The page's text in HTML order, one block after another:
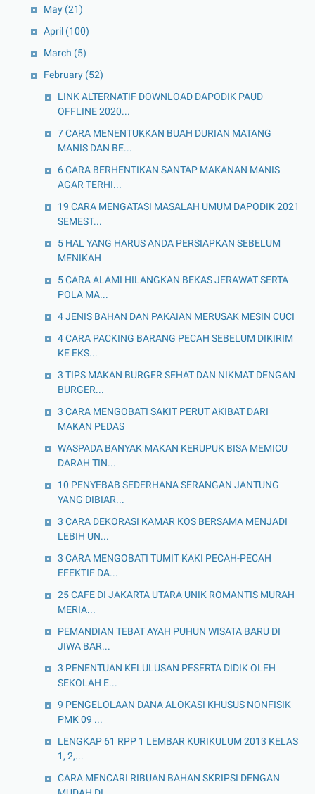
May (21)
April (100)
March (5)
February (52)
LINK ALTERNATIF DOWNLOAD DAPODIK PAUD
OFFLINE 2020...
7 CARA MENENTUKKAN BUAH DURIAN MATANG
MANIS DAN BE...
6 CARA BERHENTIKAN SANTAP MAKANAN MANIS
AGAR TERHI...
19 CARA MENGATASI MASALAH UMUM DAPODIK 2021
SEMEST...
5 HAL YANG HARUS ANDA PERSIAPKAN SEBELUM
MENIKAH
5 CARA ALAMI HILANGKAN BEKAS JERAWAT SERTA
POLA MA...
4 JENIS BAHAN DAN PAKAIAN MERUSAK MESIN CUCI
4 CARA PACKING BARANG PECAH SEBELUM DIKIRIM
KE EKS...
3 TIPS MAKAN BURGER SEHAT DAN NIKMAT DENGAN
BURGER...
3 CARA MENGOBATI SAKIT PERUT AKIBAT DARI
MAKAN PEDAS
WASPADA BANYAK MAKAN KERUPUK BISA MEMICU
DARAH TIN...
10 PENYEBAB SEDERHANA SERANGAN JANTUNG
YANG DIBIAR...
3 CARA DEKORASI KAMAR KOS BERSAMA MENJADI
LEBIH UN...
3 CARA MENGOBATI TUMIT KAKI PECAH-PECAH
EFEKTIF DA...
25 CAFE DI JAKARTA UTARA UNIK ROMANTIS MURAH
MERIA...
PEMANDIAN TEBAT AYAH PUHUN WISATA BARU DI
JIWA BAR...
3 PENENTUAN KELULUSAN PESERTA DIDIK OLEH
SEKOLAH E...
9 PENGELOLAAN DANA ALOKASI KHUSUS NONFISIK
PMK 09 ...
LENGKAP 61 RPP 1 LEMBAR KURIKULUM 2013 KELAS
1, 2,...
CARA MENCARI RIBUAN BAHAN SKRIPSI DENGAN